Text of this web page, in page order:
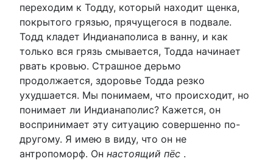
переходим к Тодду, который находит щенка,
покрытого грязью, прячущегося в подвале.
Тодд кладет Индианаполиса в ванну, и как
только вся грязь смывается, Тодда начинает
рвать кровью. Страшное дерьмо
продолжается, здоровье Тодда резко
ухудшается. Мы понимаем, что происходит, но
понимает ли Индианаполис? Кажется, он
воспринимает эту ситуацию совершенно по-
другому. Я имею в виду, что он не
антропоморф. Он настоящий пёс .